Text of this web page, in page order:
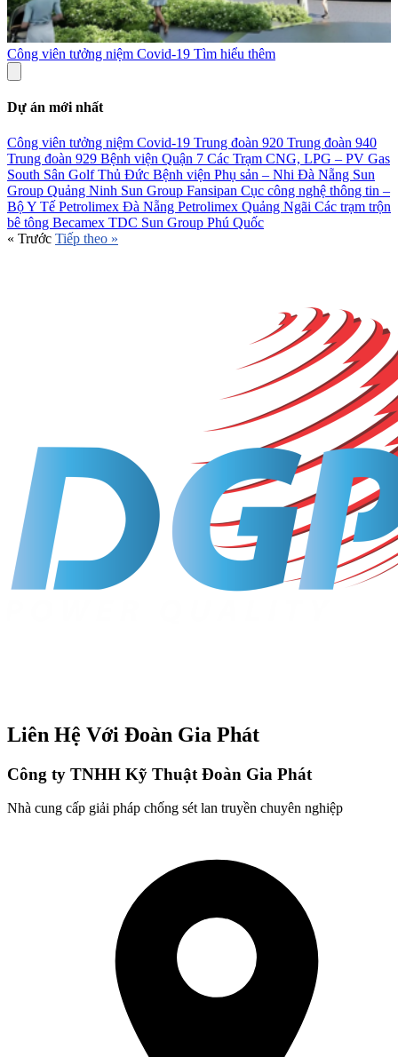
Công viên tưởng niệm Covid-19 Tìm hiểu thêm
Dự án mới nhất
Công viên tưởng niệm Covid-19 Trung đoàn 920 Trung đoàn 940
Trung đoàn 929 Bệnh viện Quận 7 Các Trạm CNG, LPG – PV Gas
South Sân Golf Thủ Đức Bệnh viện Phụ sản – Nhi Đà Nẵng Sun
Group Quảng Ninh Sun Group Fansipan Cục công nghệ thông tin –
Bộ Y Tế Petrolimex Đà Nẵng Petrolimex Quảng Ngãi Các trạm trộn
bê tông Becamex TDC Sun Group Phú Quốc
« Trước Tiếp theo »
Liên Hệ Với Đoàn Gia Phát
Công ty TNHH Kỹ Thuật Đoàn Gia Phát
Nhà cung cấp giải pháp chống sét lan truyền chuyên nghiệp